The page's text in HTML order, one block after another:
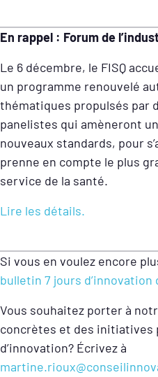
En rappel : Forum de
Le 6 décembre, le FISQ
un programme renouvelé
thématiques propulsés par
panelistes qui amèneront
nouveaux standards, pour
prenne en compte le plus
service de la santé.
Lire les détails.
Si vous en voulez encore
bulletin 7 jours
Vous souhaitez porter à
concrètes et des initiatives
d’innovation? Écrivez à